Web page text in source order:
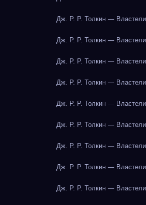
Дж. Р. Р. Толкин —
Дж. Р. Р. Толкин —
Дж. Р. Р. Толкин —
Дж. Р. Р. Толкин —
Дж. Р. Р. Толкин —
Дж. Р. Р. Толкин —
Дж. Р. Р. Толкин —
Дж. Р. Р. Толкин —
Дж. Р. Р. Толкин —